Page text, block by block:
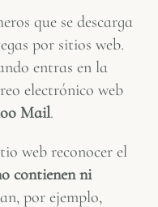
que se descarga
por sitios web.
entras en la
electrónico web
Mail.
web reconocer el
contienen ni
por ejemplo,